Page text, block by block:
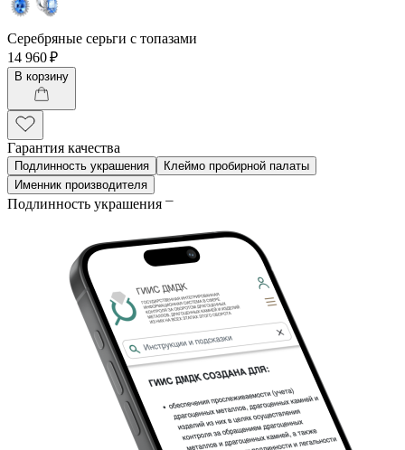
Серебряные серьги с топазами
14 960 ₽
В корзину
Гарантия качества
Подлинность украшения
Клеймо пробирной палаты
Именник производителя
Подлинность украшения